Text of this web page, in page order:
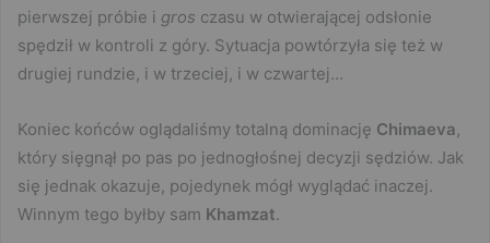
pierwszej próbie i gros czasu w otwierającej odsłonie
spędził w kontroli z góry. Sytuacja powtórzyła się też w
drugiej rundzie, i w trzeciej, i w czwartej…
Koniec końców oglądaliśmy totalną dominację Chimaeva,
który sięgnął po pas po jednogłośnej decyzji sędziów. Jak
się jednak okazuje, pojedynek mógł wyglądać inaczej.
Winnym tego byłby sam Khamzat.